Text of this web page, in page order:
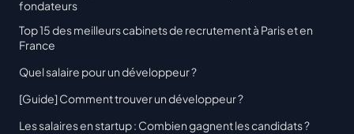
fondateurs
Top 15 des meilleurs cabinets de recrutement à Paris et en
France
Quel salaire pour un développeur ?
[Guide] Comment trouver un développeur ?
Les salaires en startup : Combien gagnent les candidats ?